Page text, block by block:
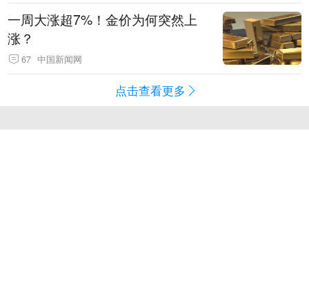
一周大涨超7%！金价为何突然上
涨？
67 中国新闻网
点击查看更多